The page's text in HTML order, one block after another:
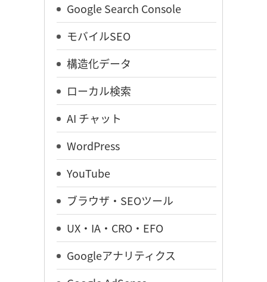
Google Search Console
モバイルSEO
構造化データ
ローカル検索
AI チャット
WordPress
YouTube
ブラウザ・SEOツール
UX・IA・CRO・EFO
Googleアナリティクス